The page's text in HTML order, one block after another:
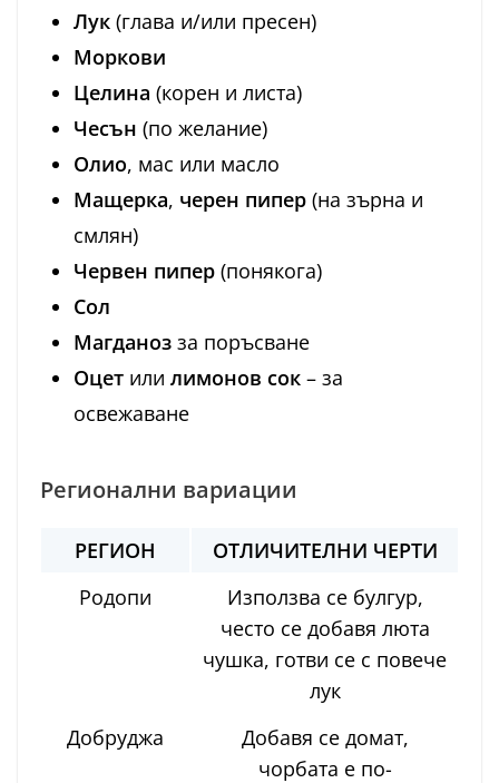
Лук (глава и/или пресен)
Моркови
Целина (корен и листа)
Чесън (по желание)
Олио, мас или масло
Мащерка, черен пипер (на зърна и
смлян)
Червен пипер (понякога)
Сол
Магданоз за поръсване
Оцет или лимонов сок – за
освежаване
Регионални вариации
РЕГИОН
ОТЛИЧИТЕЛНИ ЧЕРТИ
Родопи
Използва се булгур,
често се добавя люта
чушка, готви се с повече
лук
Добруджа
Добавя се домат,
чорбата е по-